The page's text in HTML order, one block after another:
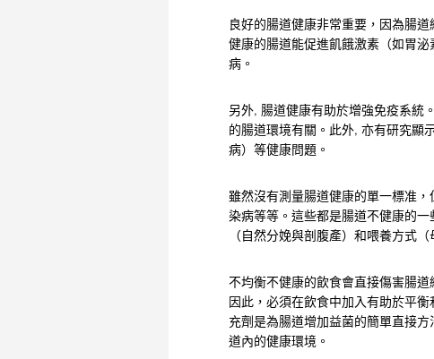
良好的腸道健康非常重要，因為腸
健康的腸道能促進飢餓激素（如胃
病。
另外, 腸道健康有助於增強免疫系統
的腸道環境有關。此外, 亦有研究顯
病）等健康問題。
雖然沒有測量腸道健康的單一標准
染病等等。這些都是腸道不健康的
（自然分娩與剖腹產）和喂養方式
不均衡不健康的飲食會直接傷害腸
因此，必須在飲食中加入有助於平
充劑是為腸道增加益菌的簡單直接
道內的健康環境。